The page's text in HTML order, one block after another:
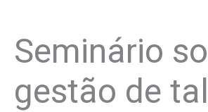
Seminário
gestão de